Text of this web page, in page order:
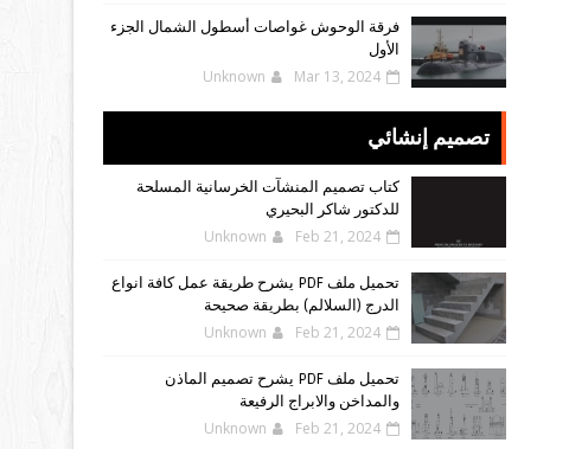
فرقة الوحوش غواصات أسطول الشمال الجزء
الأول
Unknown Mar 13, 2024
تصميم إنشائي
كتاب تصميم المنشآت الخرسانية المسلحة
للدكتور شاكر البحيري
Unknown Feb 21, 2024
تحميل ملف PDF يشرح طريقة عمل كافة انواع
الدرج (السلالم) بطريقة صحيحة
Unknown Feb 21, 2024
تحميل ملف PDF يشرح تصميم الماذن
والمداخن والابراج الرفيعة
Unknown Feb 21, 2024